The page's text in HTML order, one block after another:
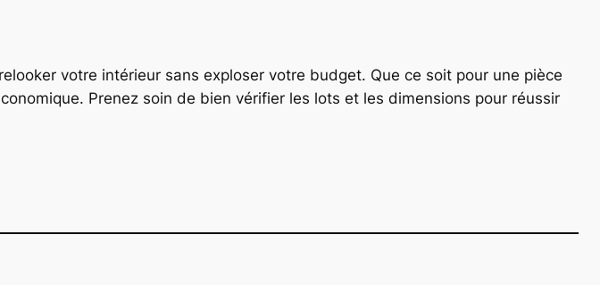
votre intérieur sans exploser votre budget. Que ce soit pour une pièce
Prenez soin de bien vérifier les lots et les dimensions pour réussir